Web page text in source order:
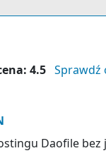
4.5 Sprawdź
Daofile